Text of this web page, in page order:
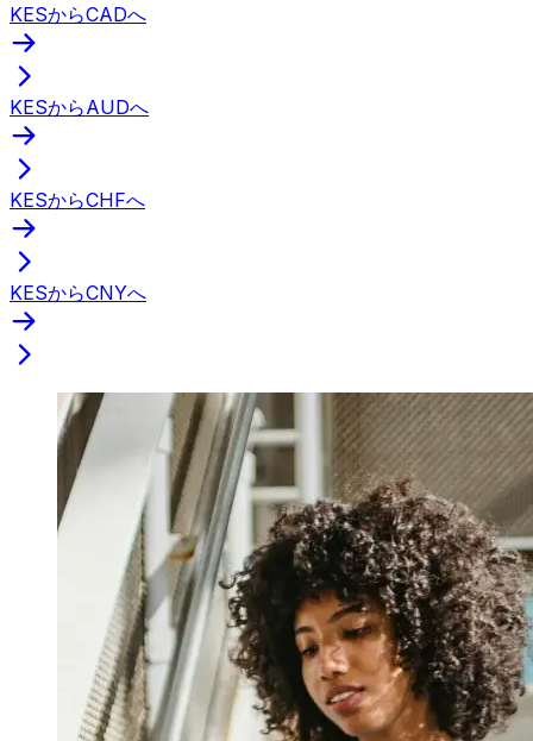
KESからCADへ
KESからAUDへ
KESからCHFへ
KESからCNYへ